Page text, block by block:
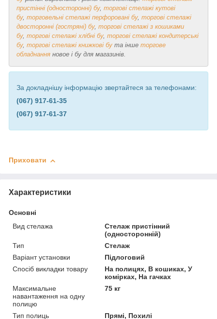
пристінні (односторонні) бу, торгові стелажі кутові
бу, торговельні стелажі перфоровані бу, торгові стелажі
двосторонні (гостряні) бу, торгові стелажі з кошиками
бу, торгові стелажі хлібні бу, торгові стелажі кондитерські
бу, торгові стелажі книжкові бу та інше торгове
обладнання новое і бу для магазинів.
За докладнішу інформацію звертайтеся за телефонами:
(067) 917-61-35
(067) 917-61-37
Приховати
Характеристики
Основні
Вид стелажа
Стелаж пристінний
(односторонній)
Тип
Стелаж
Варіант установки
Підлоговий
Спосіб викладки товару
На полицях, В кошиках, У
комірках, На гачках
Максимальне
навантаження на одну
полицю
75 кг
Тип полиць
Прямі, Похилі